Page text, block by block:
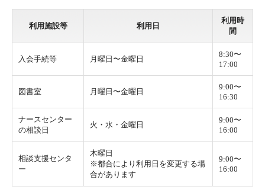
利用施設等 利用日
利用時
間
入会手続等 月曜日〜金曜日
8:30〜
17:00
図書室 月曜日〜金曜日
9:00〜
16:30
ナースセンター
の相談日
火・水・金曜日
9:00〜
16:00
相談支援センタ
ー
木曜日
※都合により利用日を変更する場
合があります
9:00〜
16:00